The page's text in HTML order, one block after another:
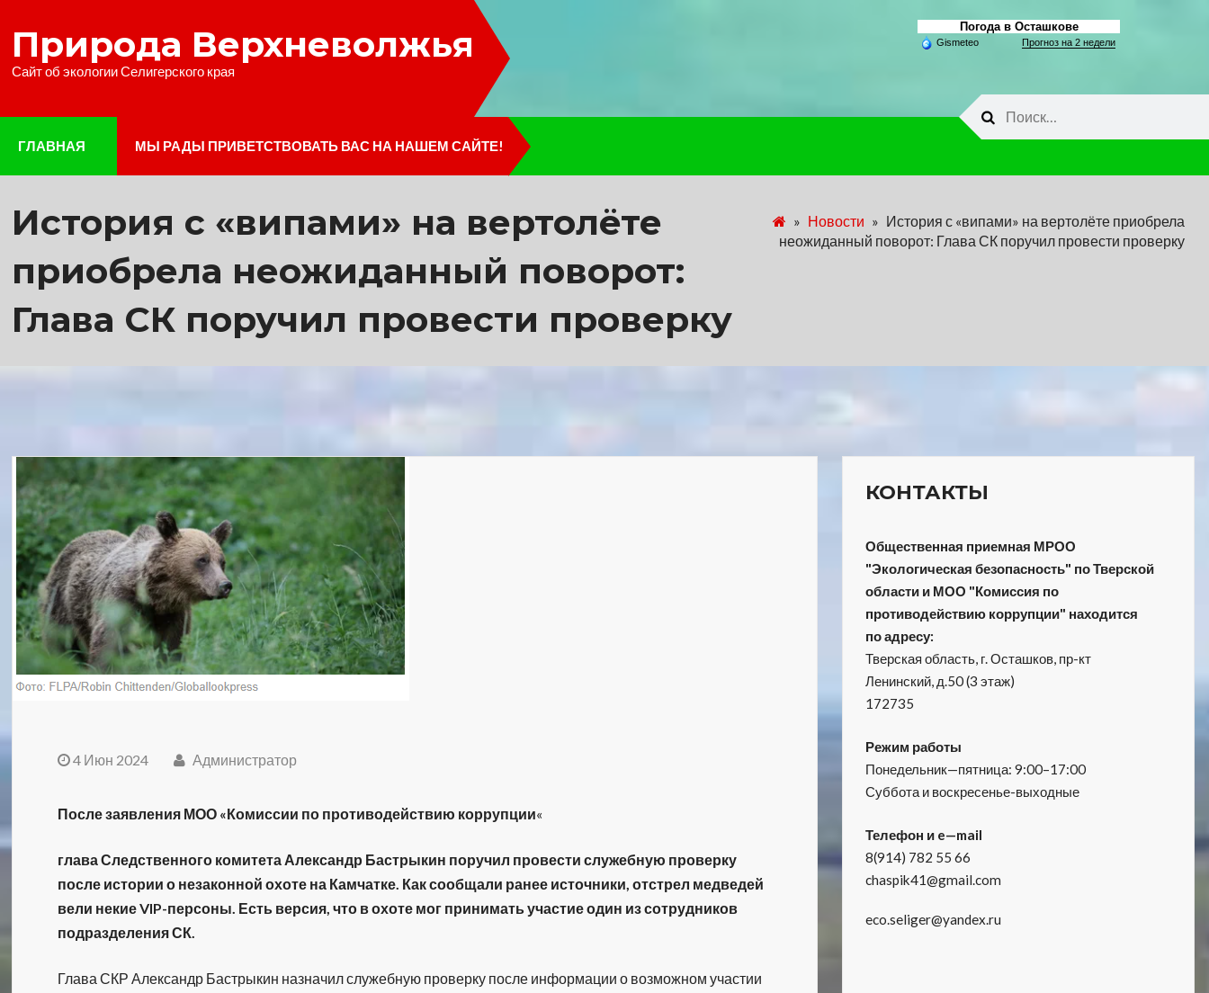
Природа Верхневолжья
Сайт об экологии Селигерского края
Погода в Осташкове
Gismeteo Прогноз на 2 недели
ГЛАВНАЯ МЫ РАДЫ ПРИВЕТСТВОВАТЬ ВАС НА НАШЕМ САЙТЕ!
История с «випами» на вертолёте
приобрела неожиданный поворот:
Глава СК поручил провести проверку
» Новости » История с «випами» на вертолёте приобрела
неожиданный поворот: Глава СК поручил провести проверку
4 Июн 2024 Администратор
После заявления МОО «Комиссии по противодействию коррупции«
глава Следственного комитета Александр Бастрыкин поручил провести служебную проверку
после истории о незаконной охоте на Камчатке. Как сообщали ранее источники, отстрел медведей
вели некие VIP-персоны. Есть версия, что в охоте мог принимать участие один из сотрудников
подразделения СК.
Глава СКР Александр Бастрыкин назначил служебную проверку после информации о возможном участии
КОНТАКТЫ
Общественная приемная МРОО
"Экологическая безопасность" по Тверской
области и МОО "Комиссия по
противодействию коррупции" находится
по адресу:
Тверская область, г. Осташков, пр-кт
Ленинский, д.50 (3 этаж)
172735
Режим работы
Понедельник—пятница: 9:00–17:00
Суббота и воскресенье-выходные
Телефон и e—mail
8(914) 782 55 66
chaspik41@gmail.com
eco.seliger@yandex.ru